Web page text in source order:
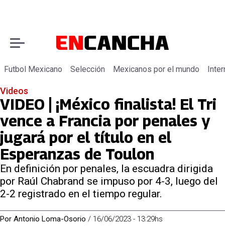
Futbol Mexicano Selección Mexicanos por el mundo
Videos
VIDEO | ¡México finalista! El Tri
vence a Francia por penales y
jugará por el título en el
Esperanzas de Toulon
En definición por penales, la escuadra dirigida
por Raúl Chabrand se impuso por 4-3, luego del
2-2 registrado en el tiempo regular.
Por Antonio Loma-Osorio / 16/06/2023 - 13:29hs